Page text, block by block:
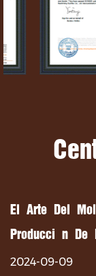
El Arte Del
Producción De
2024-09-09